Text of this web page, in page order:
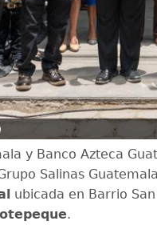
y Banco Azteca
Salinas
ubicada en Barrio
.